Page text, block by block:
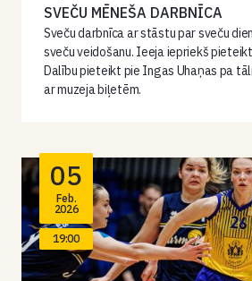
SVEČU MĒNEŠA DARBNĪCA
Sveču darbnīca ar stāstu par sveču
sveču veidošanu. Ieeja iepriekš
Dalību pieteikt pie Ingas Uhaņas pa
ar muzeja biļetēm.
05
Feb.
2026
19:00